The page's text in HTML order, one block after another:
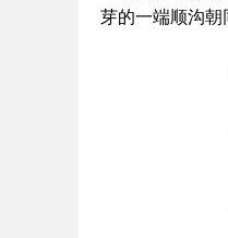
芽的一端顺沟朝